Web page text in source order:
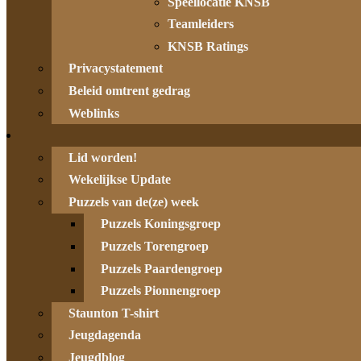
Teamleiders
KNSB Ratings
Privacystatement
Beleid omtrent gedrag
Weblinks
Lid worden!
Wekelijkse Update
Puzzels van de(ze) week
Puzzels Koningsgroep
Puzzels Torengroep
Puzzels Paardengroep
Puzzels Pionnengroep
Staunton T-shirt
Jeugdagenda
Jeugdblog